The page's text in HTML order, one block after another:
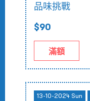
品味挑戰
$90
滿額
13-10-2024 Sun